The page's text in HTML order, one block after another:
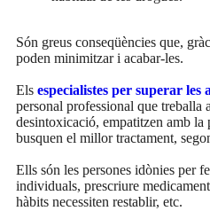
Són greus conseqüències que,
poden minimitzar i acabar-les.
Els especialistes per superar les
personal professional que treballa
desintoxicació, empatitzen amb la
busquen el millor tractament,
Ells són les persones idònies per
individuals, prescriure
hàbits necessiten restablir, etc.